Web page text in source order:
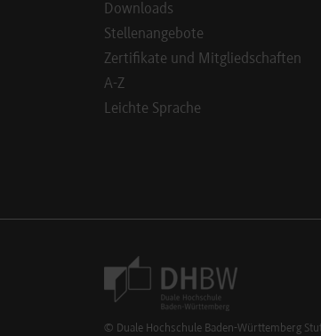
Downloads
Stellenangebote
Zertifikate und Mitgliedschaften
A-Z
Leichte Sprache
Footer Meta
© Duale Hochschule Baden-Württemberg